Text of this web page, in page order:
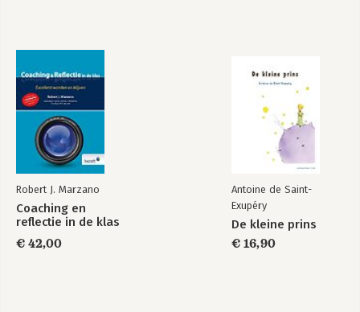
Traumasensitief
werken met het
jonge kind
In gesprek met
ouders
Bekijk alle boeken
Robert J. Marzano
Coaching en
reflectie in de klas
€ 42,00
Antoine de Saint-
Exupéry
De kleine prins
€ 16,90